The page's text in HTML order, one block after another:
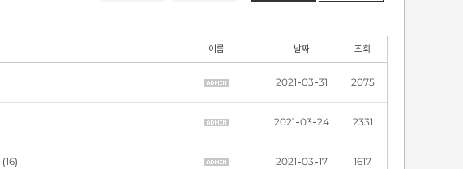
이름 날짜 조회
2021-03-31 2075
2021-03-24 2331
(16) 2021-03-17 1617